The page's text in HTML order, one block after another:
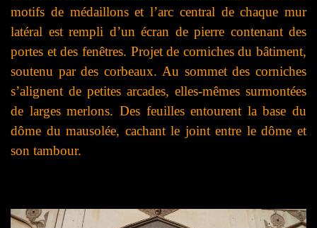
motifs de médaillons et l’arc central de chaque mur
latéral est rempli d’un écran de pierre contenant des
portes et des fenêtres. Projet de corniches du bâtiment,
soutenu par des corbeaux. Au sommet des corniches
s’alignent de petites arcades, elles-mêmes surmontées
de larges merlons. Des feuilles entourent la base du
dôme du mausolée, cachant le joint entre le dôme et
son tambour.